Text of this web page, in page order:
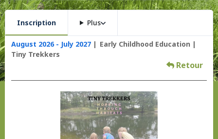
Inscription Plus
August 2026 - July 2027
Early Childhood Education
Tiny Trekkers
Retour